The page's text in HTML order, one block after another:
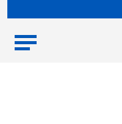
Skip
content